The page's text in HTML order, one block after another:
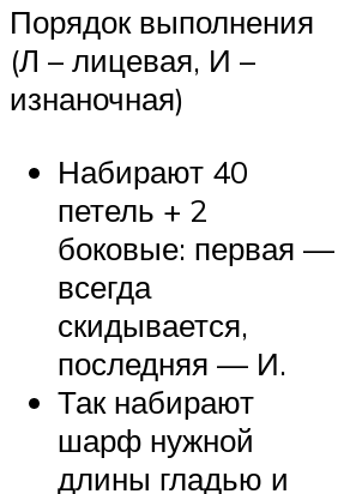
Порядок выполнения
(Л – лицевая, И –
изнаночная)
Набирают 40
петель + 2
боковые: первая —
всегда
скидывается,
последняя — И.
Так набирают
шарф нужной
длины гладью и